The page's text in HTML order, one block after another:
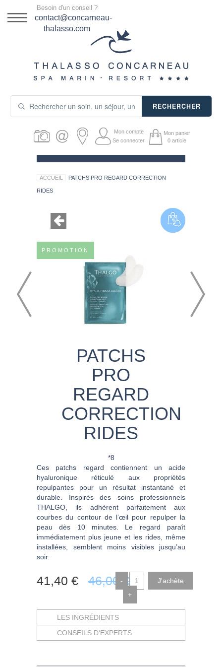
DESTINATION
SÉJOURS THALASSO
PRODUITS COSMÉTIQUES
GUIDE CADEAUX
HÉBERGEMENT
Besoin d'un conseil ?
contact@concarneau-
thalasso.com
RECHERCHER
Mon compte
Se connecter
Mon panier
0 article
ACCUEIL PATCHS PRO REGARD CORRECTION
RIDES
PROMOTION
PATCHS
PRO
REGARD
CORRECTION
RIDES
*8
Ces patchs regard contiennent un acide
hyaluronique réticulé aux propriétés
repulpantes pour un résultat instantané et
durable. Inspirés des soins professionnels
THALGO, ils adhèrent parfaitement aux
courbes du contour de l’œil pour repulper la
peau dès 10 minutes. Le regard paraît
immédiatement plus jeune et les rides, même
installées, semblent moins visibles jusqu’au
soir.
41,40 € 46,00 €
-
+
LES INGRÉDIENTS
CONSEILS D'EXPERTS